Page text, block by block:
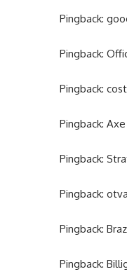
Pingback:
Pingback:
Pingback:
Pingback:
Pingback:
Pingback:
Pingback:
Pingback: